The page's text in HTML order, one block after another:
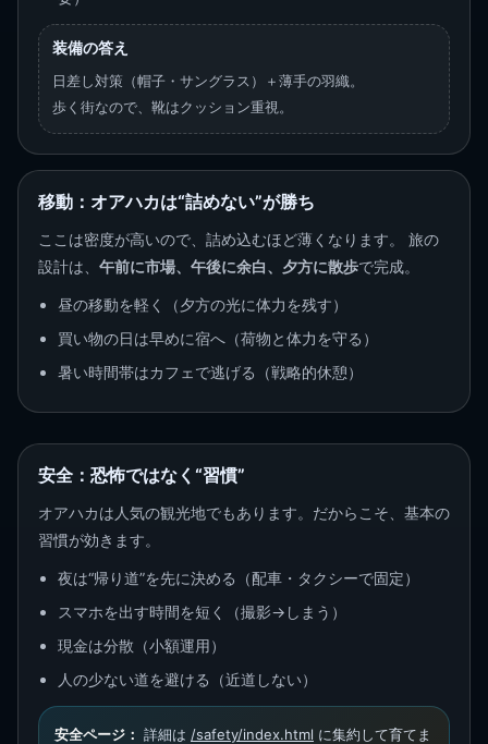
装備の答え
日差し対策（帽子・サングラス）＋薄手の羽織。
歩く街なので、靴はクッション重視。
移動：オアハカは“詰めない”が勝ち
ここは密度が高いので、詰め込むほど薄くなります。 旅の
設計は、 午前に市場、午後に余白、夕方に散歩で完成。
昼の移動を軽く（夕方の光に体力を残す）
買い物の日は早めに宿へ（荷物と体力を守る）
暑い時間帯はカフェで逃げる（戦略的休憩）
安全：恐怖ではなく“習慣”
オアハカは人気の観光地でもあります。だからこそ、基本の
習慣が効きます。
夜は“帰り道”を先に決める（配車・タクシーで固定）
スマホを出す時間を短く（撮影→しまう）
現金は分散（小額運用）
人の少ない道を避ける（近道しない）
安全ページ： 詳細は /safety/index.html に集約して育てま